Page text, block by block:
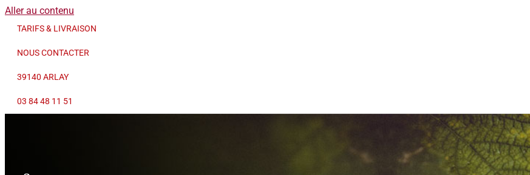
Aller au contenu
TARIFS & LIVRAISON
NOUS CONTACTER
39140 ARLAY
03 84 48 11 51